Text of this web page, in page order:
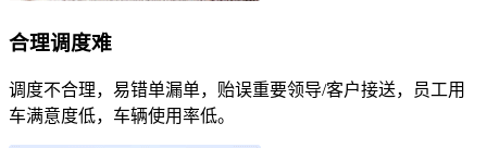
合理调度难
调度不合理，易错单漏单，贻误重要领导/客户接送，员工用
车满意度低，车辆使用率低。